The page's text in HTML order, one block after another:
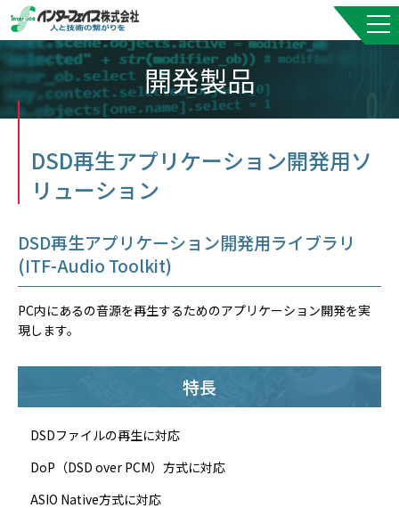
開発製品
DSD再生アプリケーション開発用ソ
リューション
DSD再生アプリケーション開発用ライブラリ
(ITF-Audio Toolkit)
PC内にあるの音源を再生するためのアプリケーション開発を実
現します。
特長
DSDファイルの再生に対応
DoP（DSD over PCM）方式に対応
ASIO Native方式に対応